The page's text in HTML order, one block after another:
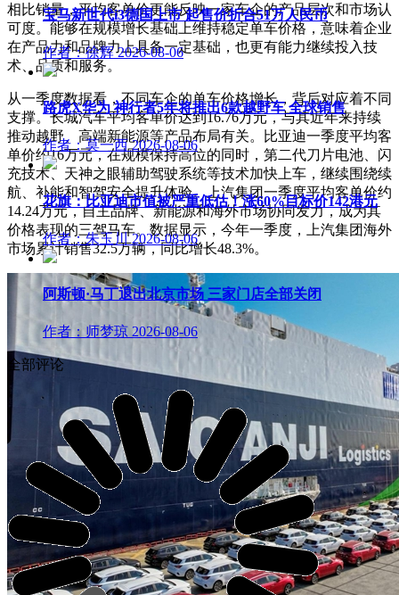
相比销量，平均客单价更能反映一家车企的产品层次和市场认
可度。能够在规模增长基础上维持稳定单车价格，意味着企业
在产品力和品牌力上具备一定基础，也更有能力继续投入技
术、品质和服务。
从一季度数据看，不同车企的单车价格增长，背后对应着不同
支撑。长城汽车平均客单价达到16.76万元，与其近年来持续
推动越野、高端新能源等产品布局有关。比亚迪一季度平均客
单价约16万元，在规模保持高位的同时，第二代刀片电池、闪
充技术、天神之眼辅助驾驶系统等技术加快上车，继续围绕续
航、补能和智驾安全提升体验。上汽集团一季度平均客单价约
14.24万元，自主品牌、新能源和海外市场协同发力，成为其
价格表现的三驾马车。数据显示，今年一季度，上汽集团海外
市场累计销售32.5万辆，同比增长48.3%。
宝马新世代i3德国上市 起售价折合51万人民币
作者：徐辉 2026-08-06
路虎X华为 神行者5年将推出6款越野车 全球销售
作者：莫一西 2026-08-06
花旗：比亚迪市值被严重低估！涨60%目标价142港元
作者：朱玉川 2026-08-06
阿斯顿·马丁退出北京市场 三家门店全部关闭
作者：师梦琼 2026-08-06
全部评论